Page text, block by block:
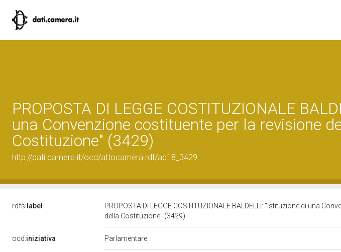
PROPOSTA DI LEGGE COSTITUZIONALE
una Convenzione costituente per la revisione
Costituzione" (3429)
http://dati.camera.it/ocd/attocamera.rdf/ac18_3429
rdfs: label
PROPOSTA DI LEGGE COSTITUZIONALE BALDELLI: "Istituzione di una
della Costituzione" (3429)
ocd:iniziativa Parlamentare